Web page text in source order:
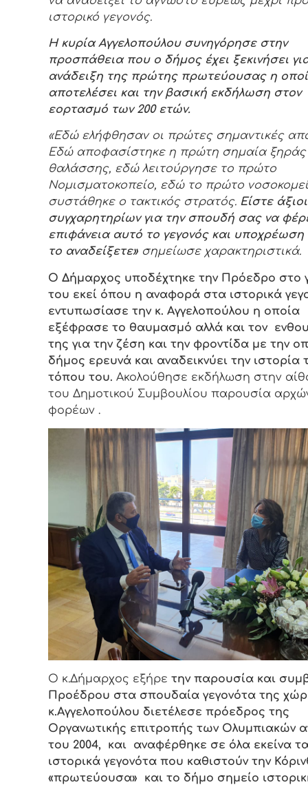
ιστορικό γεγονός.
Η κυρία Αγγελοπούλου συνηγόρησε στην
προσπάθεια που ο δήμος έχει ξεκινήσει
ανάδειξη της πρώτης πρωτεύουσας η
αποτελέσει και την βασική εκδήλωση στον
εορτασμό των 200 ετών.
«Εδώ ελήφθησαν οι πρώτες σημαντικές
Εδώ αποφασίστηκε η πρώτη σημαία ξηράς
θαλάσσης, εδώ λειτούργησε το πρώτο
Νομισματοκοπείο, εδώ το πρώτο
συστάθηκε ο τακτικός στρατός. Είστε άξιοι
συγχαρητηρίων για την σπουδή σας να
επιφάνεια αυτό το γεγονός και
το αναδείξετε» σημείωσε χαρακτηριστικά.
Ο Δήμαρχος υποδέχτηκε την Πρόεδρο στο
του εκεί όπου η αναφορά στα ιστορικά
εντυπωσίασε την κ. Αγγελοπούλου η οποία
εξέφρασε το θαυμασμό αλλά και τον
της για την ζέση και την φροντίδα με την
δήμος ερευνά και αναδεικνύει την ιστορία
τόπου του. Ακολούθησε εκδήλωση στην
του Δημοτικού Συμβουλίου παρουσία
φορέων .
Ο κ.Δήμαρχος εξήρε την παρουσία και
Προέδρου στα σπουδαία γεγονότα της
κ.Αγγελοπούλου διετέλεσε πρόεδρος της
Οργανωτικής επιτροπής των Ολυμπιακών α
του 2004,
και αναφέρθηκε σε όλα εκείνα
ιστορικά γεγονότα που καθιστούν την
«πρωτεύουσα» και το δήμο σημείο